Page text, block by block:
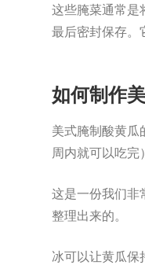
这些腌菜通常是
最后密封保存。
如何制作
美式腌制酸黄瓜
周内就可以吃完
这是一份我们
整理出来的。
冰可以让黄瓜保